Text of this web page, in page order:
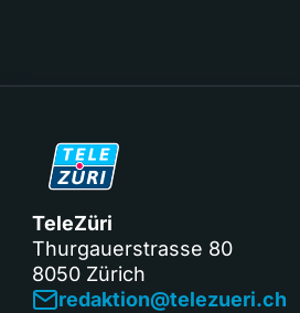
TeleZüri
Thurgauerstrasse 80
8050 Zürich
redaktion@telezueri.ch